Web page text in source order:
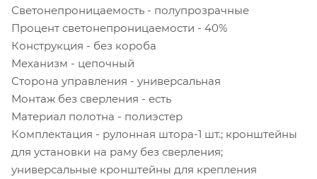
Светонепроницаемость - полупрозрачные
Процент светонепроницаемости - 40%
Конструкция - без короба
Механизм - цепочный
Сторона управления - универсальная
Монтаж без сверления - есть
Материал полотна - полиэстер
Комплектация - рулонная штора-1 шт.; кронштейны
для установки на раму без сверления;
универсальные кронштейны для крепления